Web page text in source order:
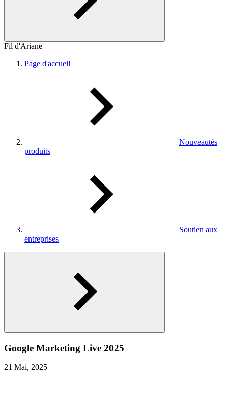
Fil d'Ariane
Page d'accueil
Nouveautés
produits
Soutien aux
entreprises
Google Marketing Live 2025
21 Mai, 2025
|